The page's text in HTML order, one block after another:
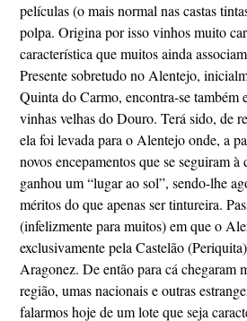
películas (o mais normal nas castas
polpa. Origina por isso vinhos muito
característica que muitos ainda
Presente sobretudo no Alentejo,
Quinta do Carmo, encontra-se também
vinhas velhas do Douro. Terá sido, de
ela foi levada para o Alentejo onde, a
novos encepamentos que se seguiram
ganhou um “lugar ao sol”, sendo-lhe
méritos do que apenas ser tintureira.
(infelizmente para muitos) em que o
exclusivamente pela Castelão
Aragonez. De então para cá chegaram
região, umas nacionais e outras
falarmos hoje de um lote que seja